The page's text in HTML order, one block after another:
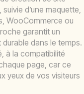
d’une maquette,
WooCommerce ou
garantit un
dans le temps.
à la compatibilité
page, car ce
yeux de vos visiteurs